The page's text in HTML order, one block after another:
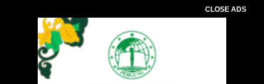
CLOSE ADS